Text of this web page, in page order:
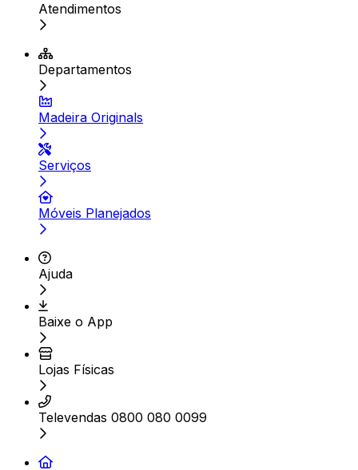
Atendimentos
Departamentos
Madeira Originals
Serviços
Móveis Planejados
Ajuda
Baixe o App
Lojas Físicas
Televendas 0800 080 0099